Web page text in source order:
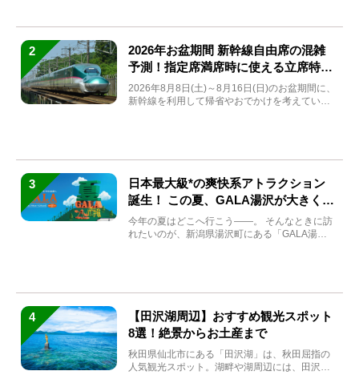
2
2026年お盆期間 新幹線自由席の混雑
予測！指定席満席時に使える立席特急
券も解説
2026年8月8日(土)～8月16日(日)のお盆期間に、
新幹線を利用して帰省やおでかけを考えている
3
日本最大級*の爽快系アトラクション
誕生！ この夏、GALA湯沢が大きく生
まれ変わる
今年の夏はどこへ行こう――。 そんなときに訪
れたいのが、新潟県湯沢町にある「GALA湯
4
【田沢湖周辺】おすすめ観光スポット
8選！絶景からお土産まで
秋田県仙北市にある「田沢湖」は、秋田屈指の
人気観光スポット。湖畔や湖周辺には、田沢湖